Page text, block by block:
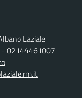
Laziale
- 02144461007